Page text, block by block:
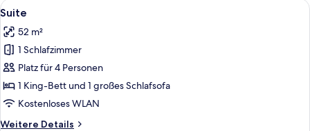
Alle
Fotos
für
Suite
anzeigen
Ein modernes Hotelzimmer mit
11
Suite
52 m²
1 Schlafzimmer
Platz für 4 Personen
1 King-Bett und 1 großes Schlafsofa
Kostenloses WLAN
Weitere Details
Weitere